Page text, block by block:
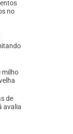
no
milho
de
avalia